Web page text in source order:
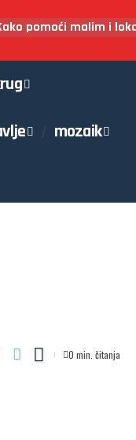
pomoći malim i
mozaik
0 min. čitanja